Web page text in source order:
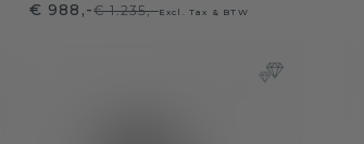
€ 988,-€ 1.235,-Excl. Tax & BTW